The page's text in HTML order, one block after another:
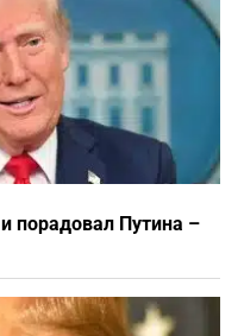
порадовал Путина –